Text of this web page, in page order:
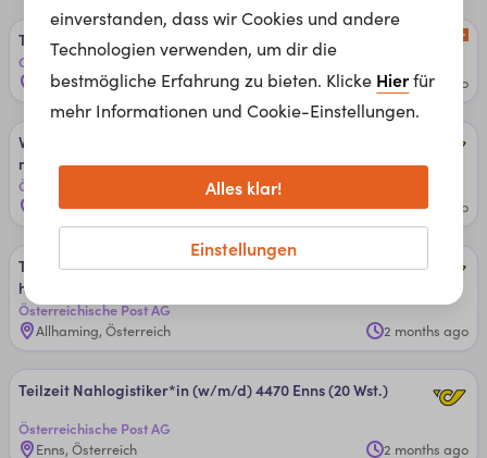
Team­lei­ter*in La­ger­lo­gis­tik
Gebrüder Weiss Gesellschaft m.b.H.
Wels, Österreich 1 week ago
Voll­zeit ­Fach­li­cher Hilfs­diens­t ­Lo­gis­tik­zen­trum 4511 All­ha­
min­g ­Pa­ket
Österreichische Post AG
Allhaming, Österreich 2 months ago
Teil­zeit ­Mit­ar­bei­ter*in (w/m/d) ­Lo­gis­tik­zen­trum 4511 All­
ha­ming
Österreichische Post AG
Allhaming, Österreich 2 months ago
Teil­zeit ­Nahlo­gis­ti­ker*in (w/m/d) 4470 Enn­s (20 W­st.)
Österreichische Post AG
Enns, Österreich 2 months ago
einverstanden, dass wir Cookies und andere
Technologien verwenden, um dir die
bestmögliche Erfahrung zu bieten. Klicke Hierfür
mehr Informationen und Cookie-Einstellungen.
Einstellungen
Alles klar!